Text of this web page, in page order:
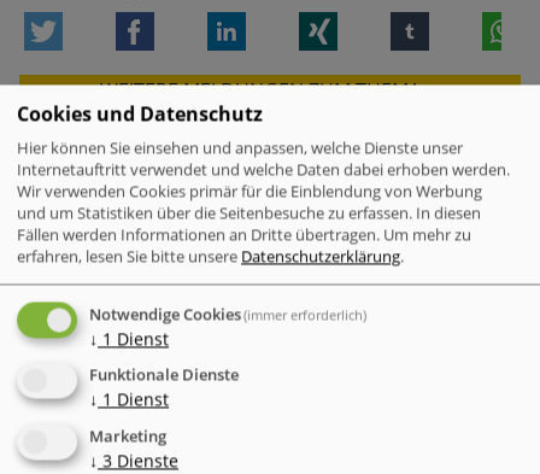
Facebook LinkedIn tumblr
WEITERE MELDUNGEN ZUM THEMA
VERWANDTE MELDUNGEN
Check Point Research: Brand Phishing
Report Q2 2026
Mac-Nutzer sind häufiger von
Nutzer
Cookies und Datenschutz
Hier können Sie einsehen und anpassen, welche Dienste unser
Internetauftritt verwendet und welche Daten dabei erhoben werden.
Wir verwenden Cookies primär für die Einblendung von Werbung
und um Statistiken über die Seitenbesuche zu erfassen. In diesen
Fällen werden Informationen an Dritte übertragen. Um mehr zu
erfahren, lesen Sie bitte unsere Datenschutzerklärung.
Notwendige Cookies(immer erforderlich)
↓ 1 Dienst
Funktionale Dienste
↓ 1 Dienst
Marketing
↓ 3 Dienste